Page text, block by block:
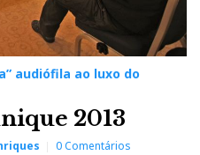
audiófila ao luxo do
2013
0 Comentários